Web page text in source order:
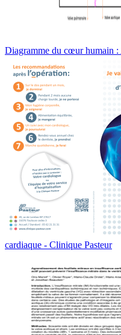
Diagramme du cœur humain :
cardiaque - Clinique Pasteur